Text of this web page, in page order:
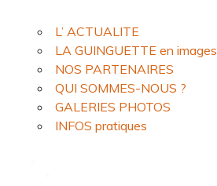
L’ ACTUALITE
LA GUINGUETTE en images
NOS PARTENAIRES
QUI SOMMES-NOUS ?
GALERIES PHOTOS
INFOS pratiques